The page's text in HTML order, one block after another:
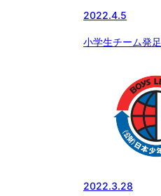
2022.4.5
小学生チーム発足
2022.3.28